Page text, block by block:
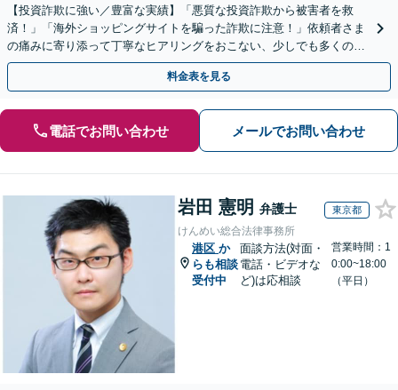
【投資詐欺に強い／豊富な実績】「悪質な投資詐欺から被害者を救
済！」「海外ショッピングサイトを騙った詐欺に注意！」依頼者さま
の痛みに寄り添って丁寧なヒアリングをおこない、少しでも多くの返
金が得られるよう尽力します！
料金表を見る
電話でお問い合わせ メールでお問い合わせ
岩田 憲明 弁護士 東京都
けんめい総合法律事務所
港区 か
らも相談
受付中
面談方法(対面・
電話・ビデオな
ど)は応相談
営業時間：1
0:00~18:00
（平日）